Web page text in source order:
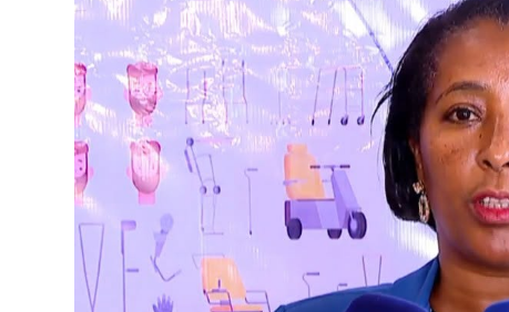
ብልፅግና ፓርቲ የምርጫ ውክልናውን ወደ
ተጨባጭ የልማት ስኬቶች ለመቀየር እየሰራ ነው
August 7, 2026
2ኛው የአዲስ ሚዲያ ኔትዎርክ አመራሮች እና
ሠራተኞች ስፖርት ፌስቲቫል በቴሌቪዥን ዘርፍ
አሸናፊነት ተጠናቀቀ
August 1, 2026